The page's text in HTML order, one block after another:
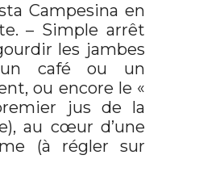
Campesina en
– Simple arrêt
les jambes
café ou un
ou encore le «
jus de la
au cœur d’une
(à régler sur